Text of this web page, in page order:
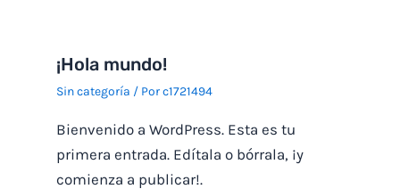
Timonel*
DNI*
¡Hola mundo!
Sin categoría / Porc1721494
Bienvenido a WordPress. Esta es tu
primera entrada. Edítala o bórrala, ¡y
comienza a publicar!.